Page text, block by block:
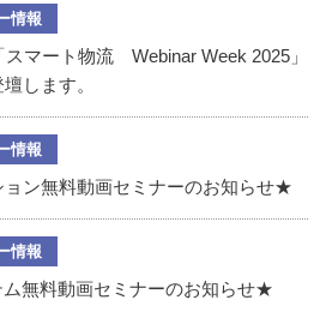
情報
マート物流 Webinar Week 2025」
します。
情報
ン無料動画セミナーのお知らせ★
情報
無料動画セミナーのお知らせ★